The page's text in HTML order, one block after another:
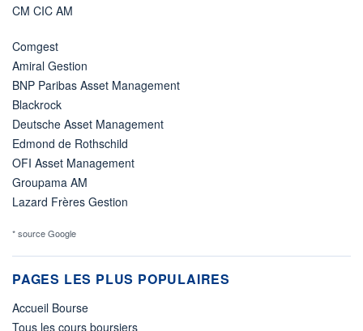
CM CIC AM
Comgest
Amiral Gestion
BNP Paribas Asset Management
Blackrock
Deutsche Asset Management
Edmond de Rothschild
OFI Asset Management
Groupama AM
Lazard Frères Gestion
* source Google
PAGES LES PLUS POPULAIRES
Accueil Bourse
Tous les cours boursiers